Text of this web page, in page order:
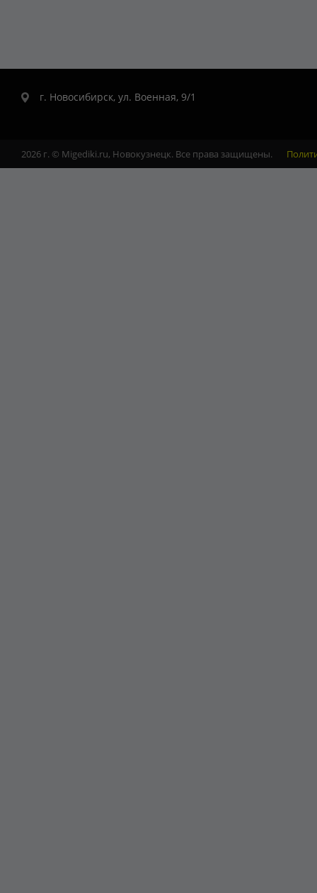
г. Новосибирск, ул. Военная, 9/1
2026 г. © Migediki.ru, Новокузнецк. Все права защищены.